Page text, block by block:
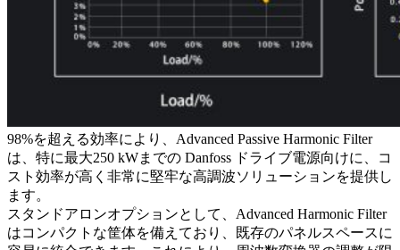
98%を超える効率により、Advanced Passive Harmonic Filter
は、特に最大250 kWまでの Danfoss ドライブ電源向けに、コ
スト効率が高く非常に堅牢な高調波ソリューションを提供し
ます。
スタンドアロンオプションとして、Advanced Harmonic Filter
はコンパクトな筐体を備えており、既存のパネルスペースに